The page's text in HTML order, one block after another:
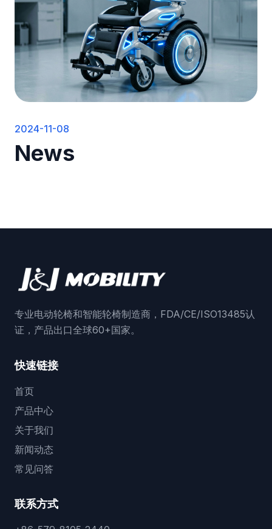
2024-11-08
News
专业电动轮椅和智能轮椅制造商，FDA/CE/ISO13485认
证，产品出口全球60+国家。
快速链接
首页
产品中心
关于我们
新闻动态
常见问答
联系方式